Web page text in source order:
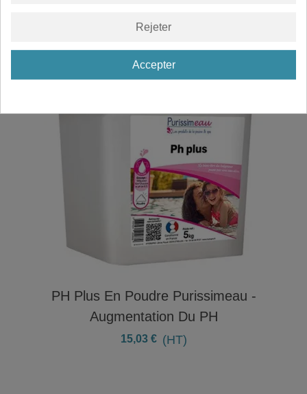
VOUS AIMEREZ PEUT-ÊTRE AUSSI
PH Plus En Poudre Purissimeau -
Augmentation Du PH
15,03 € (HT)
Rejeter
Accepter